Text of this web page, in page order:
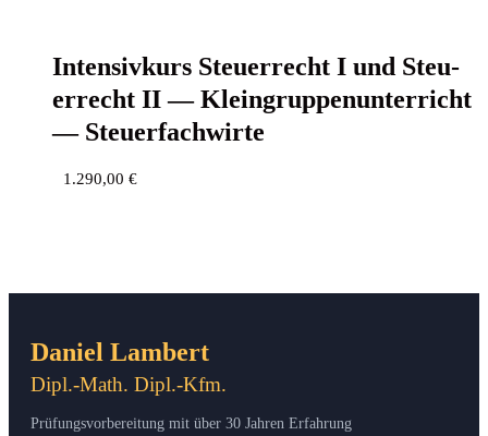
Inten­siv­kurs Steu­er­recht I und Steu­
er­recht II — Klein­grup­pen­un­ter­richt
— Steuerfachwirte
1.290,00 €
Daniel Lambert
Dipl.-Math. Dipl.-Kfm.
Prüfungsvorbereitung mit über 30 Jahren Erfahrung